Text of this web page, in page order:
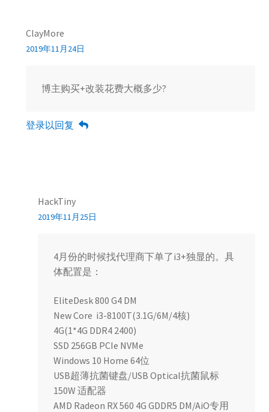
ClayMore
2019年11月24日
博主购买+改装花费大概多少?
登录以回复
HackTiny
2019年11月25日
4月份的时候找代理商下单了i3+独显的。具
体配置是：
EliteDesk 800 G4 DM
New Core i3-8100T(3.1G/6M/4核)
4G(1*4G DDR4 2400)
SSD 256GB PCIe NVMe
Windows 10 Home 64位
USB超薄抗菌键盘/USB Optical抗菌鼠标
150W 适配器
AMD Radeon RX 560 4G GDDR5 DM/AiO专用